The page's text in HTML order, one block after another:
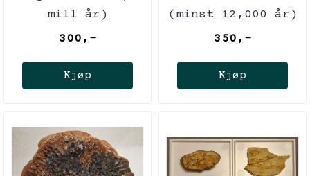
mill år)
300,-
Kjøp
(minst 12,000 år)
350,-
Kjøp